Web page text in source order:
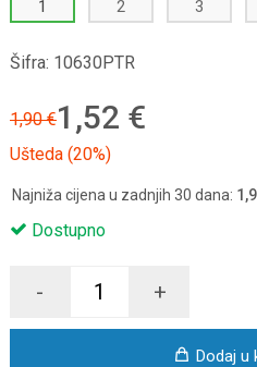
1 2 3
Šifra: 10630PTR
1,90 €1,52 €
Ušteda (20%)
Najniža cijena u zadnjih 30 dana:
Dostupno
- +
Dodaj u